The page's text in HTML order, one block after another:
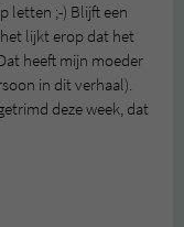
letten ;-) Blijft een
lijkt erop dat het
heeft mijn moeder
in dit verhaal).
deze week, dat